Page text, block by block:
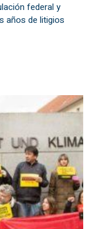
federal y
años de litigios